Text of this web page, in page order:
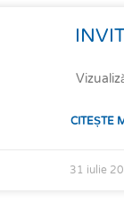
CITEȘTE
31 iulie